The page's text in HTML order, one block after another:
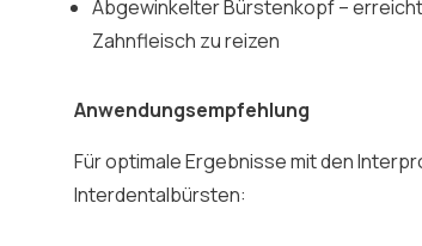
Abgewinkelter Bürstenkopf –
Zahnfleisch zu reizen
Anwendungsempfehlung
Für optimale Ergebnisse mit den
Interdentalbürsten: